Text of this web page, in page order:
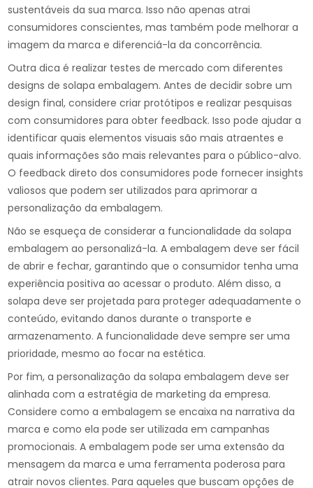
sustentáveis da sua marca. Isso não apenas atrai
consumidores conscientes, mas também pode melhorar a
imagem da marca e diferenciá-la da concorrência.
Outra dica é realizar testes de mercado com diferentes
designs de solapa embalagem. Antes de decidir sobre um
design final, considere criar protótipos e realizar pesquisas
com consumidores para obter feedback. Isso pode ajudar a
identificar quais elementos visuais são mais atraentes e
quais informações são mais relevantes para o público-alvo.
O feedback direto dos consumidores pode fornecer insights
valiosos que podem ser utilizados para aprimorar a
personalização da embalagem.
Não se esqueça de considerar a funcionalidade da solapa
embalagem ao personalizá-la. A embalagem deve ser fácil
de abrir e fechar, garantindo que o consumidor tenha uma
experiência positiva ao acessar o produto. Além disso, a
solapa deve ser projetada para proteger adequadamente o
conteúdo, evitando danos durante o transporte e
armazenamento. A funcionalidade deve sempre ser uma
prioridade, mesmo ao focar na estética.
Por fim, a personalização da solapa embalagem deve ser
alinhada com a estratégia de marketing da empresa.
Considere como a embalagem se encaixa na narrativa da
marca e como ela pode ser utilizada em campanhas
promocionais. A embalagem pode ser uma extensão da
mensagem da marca e uma ferramenta poderosa para
atrair novos clientes. Para aqueles que buscam opções de